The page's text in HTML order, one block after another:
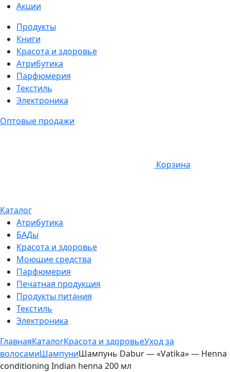
Акции
Продукты
Книги
Красота и здоровье
Атрибутика
Парфюмерия
Текстиль
Электроника
Оптовые продажи
Корзина
Каталог
Атрибутика
БАДы
Красота и здоровье
Моющие средства
Парфюмерия
Печатная продукция
Продукты питания
Текстиль
Электроника
ГлавнаяКаталогКрасота и здоровьеУход за
волосамиШампуниШампунь Dabur — «Vatika» — Henna
conditioning Indian henna 200 мл